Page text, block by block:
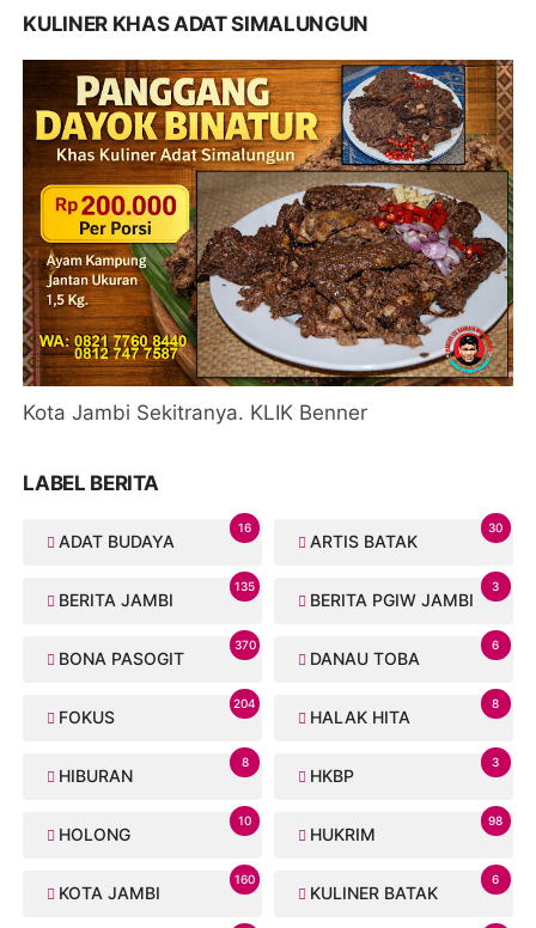
KULINER KHAS ADAT SIMALUNGUN
Kota Jambi Sekitranya. KLIK Benner
LABEL BERITA
ADAT BUDAYA
16
ARTIS BATAK
30
BERITA JAMBI
135
BERITA PGIW JAMBI
3
BONA PASOGIT
370
DANAU TOBA
6
FOKUS
204
HALAK HITA
8
HIBURAN
8
HKBP
3
HOLONG
10
HUKRIM
98
KOTA JAMBI
160
KULINER BATAK
6